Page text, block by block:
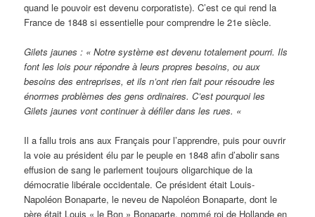
quand le pouvoir est devenu corporatiste). C’est ce qui rend la
France de 1848 si essentielle pour comprendre le 21e siècle.
Gilets jaunes : « Notre système est devenu totalement pourri. Ils
font les lois pour répondre à leurs propres besoins, ou aux
besoins des entreprises, et ils n’ont rien fait pour résoudre les
énormes problèmes des gens ordinaires. C’est pourquoi les
Gilets jaunes vont continuer à défiler dans les rues. «
Il a fallu trois ans aux Français pour l’apprendre, puis pour ouvrir
la voie au président élu par le peuple en 1848 afin d’abolir sans
effusion de sang le parlement toujours oligarchique de la
démocratie libérale occidentale. Ce président était Louis-
Napoléon Bonaparte, le neveu de Napoléon Bonaparte, dont le
père était Louis « le Bon » Bonaparte, nommé roi de Hollande en